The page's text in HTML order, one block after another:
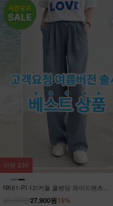
NK61-PI-12/커들 올밴딩 와이드팬츠
15%
27,900원
리뷰 235